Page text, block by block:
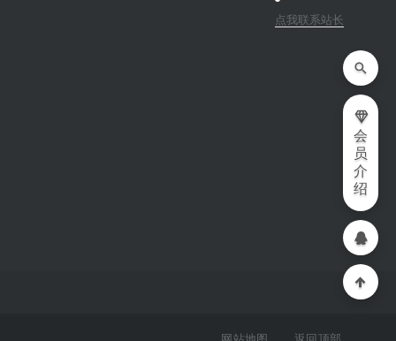
点我联系站长
会
员
介
绍